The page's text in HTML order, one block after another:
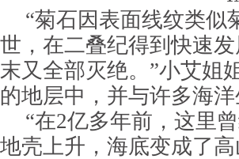
“菊石因表面线纹类似
世，在二叠纪得到快速
末又全部灭绝。”小艾姐
的地层中，并与许多海
“在2亿多年前，这里
地壳上升，海底变成了